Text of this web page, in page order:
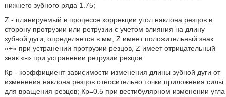
нижнего зубного ряда 1.75;
Z - планируемый в процессе коррекции угол наклона резцов в
сторону протрузии или ретрузии с учетом влияния на длину
зубной дуги, определяется в мм; Z имеет положительный знак
«+» при устранении протрузии резцов, Z имеет отрицательный
знак «-» при устранении ретрузии резцов.
Кр - коэффициент зависимости изменения длины зубной дуги от
изменения наклона резцов относительно точки приложения силы
для вращения резцов; Кр=0.5 при вестибулярном изменении угла